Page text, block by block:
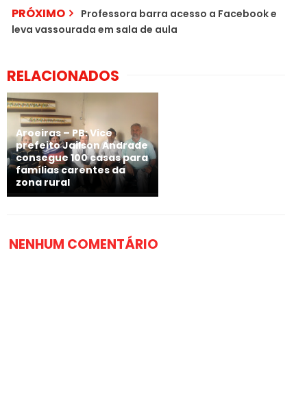
PRÓXIMO
Professora barra acesso a Facebook e
leva vassourada em sala de aula
RELACIONADOS
Aroeiras – PB: Vice
prefeito Jailson Andrade
consegue 100 casas para
famílias carentes da
zona rural
NENHUM COMENTÁRIO